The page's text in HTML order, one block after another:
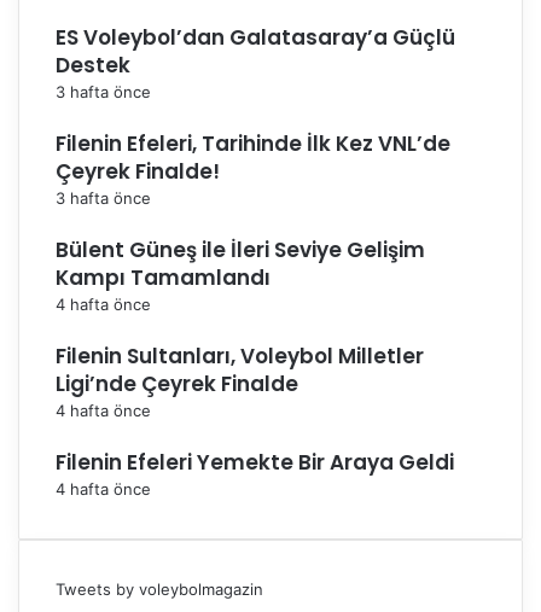
ES Voleybol’dan Galatasaray’a Güçlü
Destek
3 hafta önce
Filenin Efeleri, Tarihinde İlk Kez VNL’de
Çeyrek Finalde!
3 hafta önce
Bülent Güneş ile İleri Seviye Gelişim
Kampı Tamamlandı
4 hafta önce
Filenin Sultanları, Voleybol Milletler
Ligi’nde Çeyrek Finalde
4 hafta önce
Filenin Efeleri Yemekte Bir Araya Geldi
4 hafta önce
Tweets by voleybolmagazin